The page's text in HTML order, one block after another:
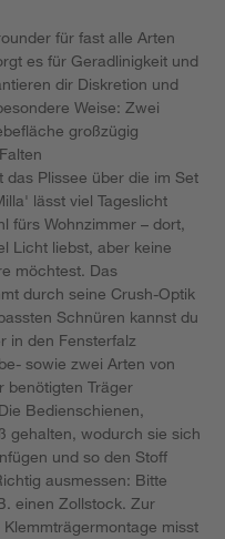
für fast alle Arten
es für Geradlinigkeit und
dir Diskretion und
Weise: Zwei
großzügig
Plissee über die im Set
lässt viel Tageslicht
fürs Wohnzimmer – dort,
Licht liebst, aber keine
möchtest. Das
durch seine Crush-Optik
Schnüren kannst du
in den Fensterfalz
sowie zwei Arten von
benötigten Träger
Bedienschienen,
gehalten, wodurch sie sich
und so den Stoff
ausmessen: Bitte
einen Zollstock. Zur
misst